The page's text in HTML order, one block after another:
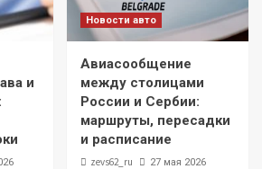
и
Новости авто
Авиасообщение
между столицами
России и Сербии:
маршруты, пересадки
и расписание
zevs62_ru 27 мая 2026